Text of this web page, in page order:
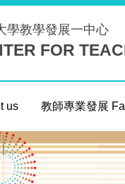
學教學發展一中心
FOR
us 教師專業發展